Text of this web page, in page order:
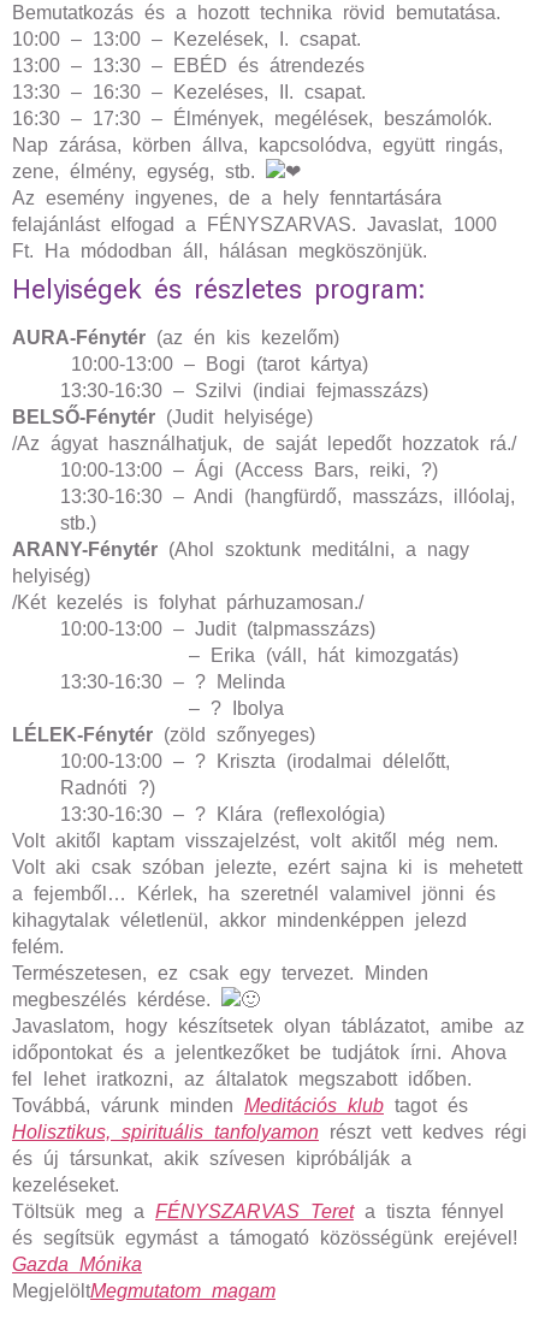
Bemutatkozás és a hozott technika rövid bemutatása.
10:00 – 13:00 – Kezelések, I. csapat.
13:00 – 13:30 – EBÉD és átrendezés
13:30 – 16:30 – Kezeléses, II. csapat.
16:30 – 17:30 – Élmények, megélések, beszámolók.
Nap zárása, körben állva, kapcsolódva, együtt ringás,
zene, élmény, egység, stb.
Az esemény ingyenes, de a hely fenntartására
felajánlást elfogad a FÉNYSZARVAS. Javaslat, 1000
Ft. Ha módodban áll, hálásan megköszönjük.
Helyiségek és részletes program:
AURA-Fénytér (az én kis kezelőm)
10:00-13:00 – Bogi (tarot kártya)
13:30-16:30 – Szilvi (indiai fejmasszázs)
BELSŐ-Fénytér (Judit helyisége)
/Az ágyat használhatjuk, de saját lepedőt hozzatok rá./
10:00-13:00 – Ági (Access Bars, reiki, ?)
13:30-16:30 – Andi (hangfürdő, masszázs, illóolaj,
stb.)
ARANY-Fénytér (Ahol szoktunk meditálni, a nagy
helyiség)
/Két kezelés is folyhat párhuzamosan./
10:00-13:00 – Judit (talpmasszázs)
– Erika (váll, hát kimozgatás)
13:30-16:30 – ? Melinda
– ? Ibolya
LÉLEK-Fénytér (zöld szőnyeges)
10:00-13:00 – ? Kriszta (irodalmai délelőtt,
Radnóti ?)
13:30-16:30 – ? Klára (reflexológia)
Volt akitől kaptam visszajelzést, volt akitől még nem.
Volt aki csak szóban jelezte, ezért sajna ki is mehetett
a fejemből… Kérlek, ha szeretnél valamivel jönni és
kihagytalak véletlenül, akkor mindenképpen jelezd
felém.
Természetesen, ez csak egy tervezet. Minden
megbeszélés kérdése.
Javaslatom, hogy készítsetek olyan táblázatot, amibe az
időpontokat és a jelentkezőket be tudjátok írni. Ahova
fel lehet iratkozni, az általatok megszabott időben.
Továbbá, várunk minden Meditációs klub tagot és
Holisztikus, spirituális tanfolyamon részt vett kedves régi
és új társunkat, akik szívesen kipróbálják a
kezeléseket.
Töltsük meg a FÉNYSZARVAS Tereta tiszta fénnyel
és segítsük egymást a támogató közösségünk erejével!
Gazda Mónika
MegjelöltMegmutatom magam